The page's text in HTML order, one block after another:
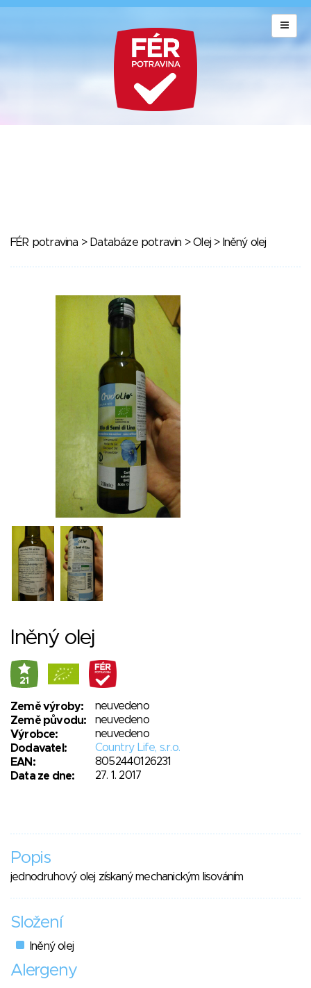
FÉR potravina > Databáze potravin >Olej > lněný olej
lněný olej
21
Země výroby:
neuvedeno
Země původu:
neuvedeno
Výrobce:
neuvedeno
Dodavatel:
Country Life, s.r.o.
EAN:
8052440126231
Data ze dne:
27. 1. 2017
Popis
jednodruhový olej získaný mechanickým lisováním
Složení
lněný olej
Alergeny